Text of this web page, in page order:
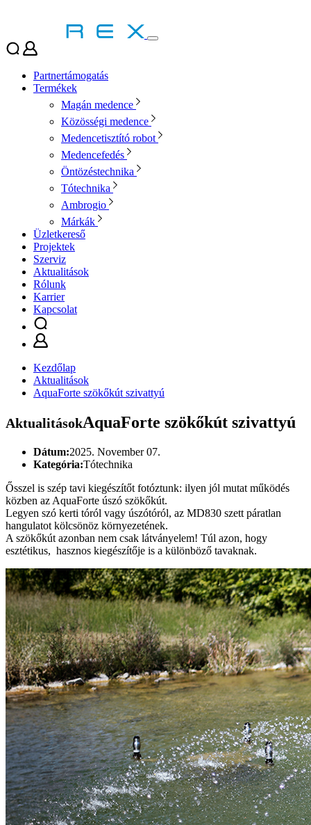
Partnertámogatás
Termékek
Magán medence
Közösségi medence
Medencetisztító robot
Medencefedés
Öntözéstechnika
Tótechnika
Ambrogio
Márkák
Üzletkereső
Projektek
Szerviz
Aktualitások
Rólunk
Karrier
Kapcsolat
Kezdőlap
Aktualitások
AquaForte szökőkút szivattyú
AktualitásokAquaForte szökőkút szivattyú
Dátum:2025. November 07.
Kategória:Tótechnika
Ősszel is szép tavi kiegészítőt fotóztunk: ilyen jól mutat működés
közben az AquaForte úszó szökőkút.
Legyen szó kerti tóról vagy úszótóról, az MD830 szett páratlan
hangulatot kölcsönöz környezetének.
A szökőkút azonban nem csak látványelem! Túl azon, hogy
esztétikus, hasznos kiegészítője is a különböző tavaknak.